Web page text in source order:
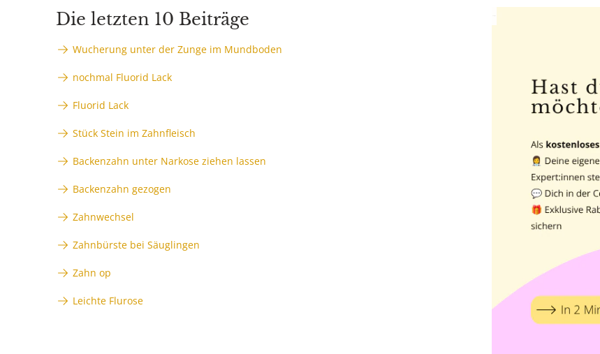
Die letzten 10 Beiträge
Wucherung unter der Zunge im Mundboden
nochmal Fluorid Lack
Fluorid Lack
Stück Stein im Zahnfleisch
Backenzahn unter Narkose ziehen lassen
Backenzahn gezogen
Zahnwechsel
Zahnbürste bei Säuglingen
Zahn op
Leichte Flurose